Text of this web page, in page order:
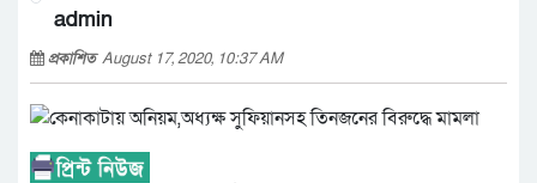
admin
প্রকাশিতAugust 17, 2020, 10:37 AM